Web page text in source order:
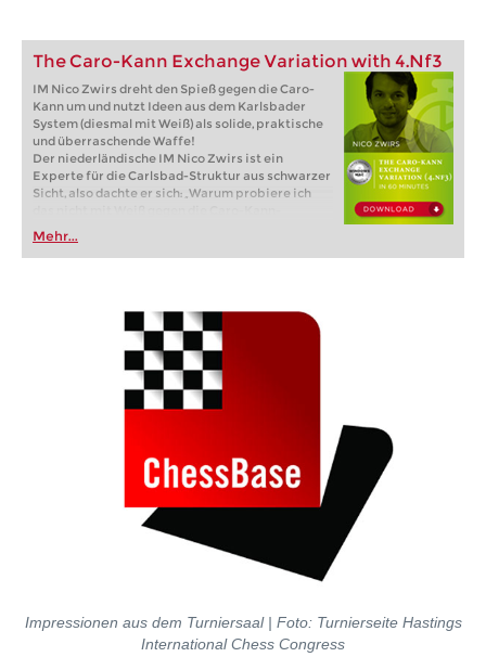
The Caro-Kann Exchange Variation with 4.Nf3
IM Nico Zwirs dreht den Spieß gegen die Caro-
Kann um und nutzt Ideen aus dem Karlsbader
System (diesmal mit Weiß) als solide, praktische
und überraschende Waffe!
Der niederländische IM Nico Zwirs ist ein
Experte für die Carlsbad-Struktur aus schwarzer
Sicht, also dachte er sich: „Warum probiere ich
Verteidigung?“ Gesagt, getan!
Kostenloses Videobeispiel:
Kostenloses Videobeispiel:5...Qc7/g6
Mehr...
Impressionen aus dem Turniersaal | Foto: Turnierseite Hastings
International Chess Congress